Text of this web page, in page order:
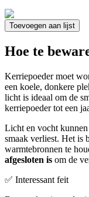
Toevoegen aan lijst
Hoe te
Kerriepoeder moet
een koele, donkere
licht is ideaal om de
kerriepoeder tot een
Licht en vocht
smaak verliest. Het is
warmtebronnen te
afgesloten is om de
✅ Interessant feit